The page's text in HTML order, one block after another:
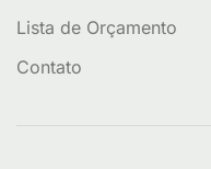
Lista de Orçamento
Contato